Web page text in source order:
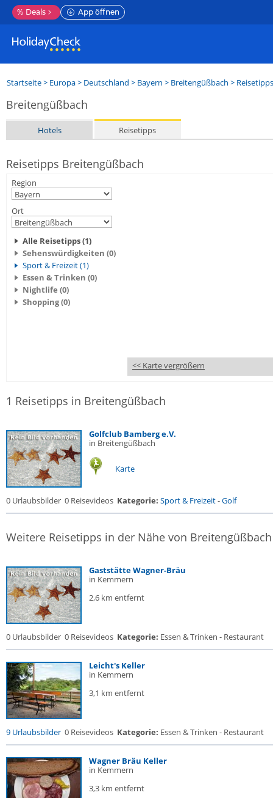
% Deals App öffnen
Startseite> Europa> Deutschland > Bayern > Breitengüßbach > Reisetipps
Breitengüßbach
Hotels Reisetipps
Reisetipps Breitengüßbach
Region
Ort
Alle Reisetipps (1)
Sehenswürdigkeiten (0)
Sport & Freizeit (1)
Essen & Trinken (0)
Nightlife (0)
Shopping (0)
<< Karte vergrößern
1 Reisetipps in Breitengüßbach
Golfclub Bamberg e.V.
in Breitengüßbach
Karte
0 Urlaubsbilder 0 Reisevideos Kategorie: Sport & Freizeit-Golf
Weitere Reisetipps in der Nähe von Breitengüßbach
Gaststätte Wagner-Bräu
in Kemmern
2,6 km entfernt
0 Urlaubsbilder 0 Reisevideos Kategorie: Essen & Trinken - Restaurant
Leicht's Keller
in Kemmern
3,1 km entfernt
9 Urlaubsbilder 0 Reisevideos Kategorie: Essen & Trinken - Restaurant
Wagner Bräu Keller
in Kemmern
3,3 km entfernt